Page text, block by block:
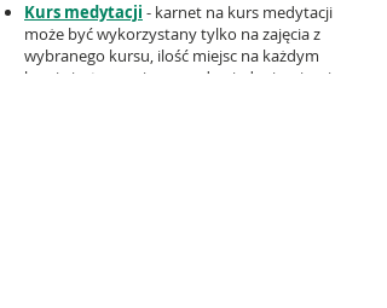
Kurs medytacji - karnet na kurs medytacji
może być wykorzystany tylko na zajęcia z
wybranego kursu, ilość miejsc na każdym
kursie jest ograniczona -
dowiedz się więcej o